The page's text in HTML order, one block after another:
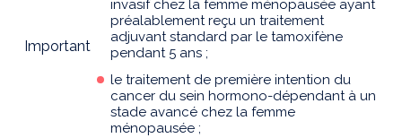
Important
invasif chez la femme ménopausée ayant
préalablement reçu un traitement
adjuvant standard par le tamoxifène
pendant 5 ans ;
le traitement de première intention du
cancer du sein hormono-dépendant à un
stade avancé chez la femme
ménopausée ;